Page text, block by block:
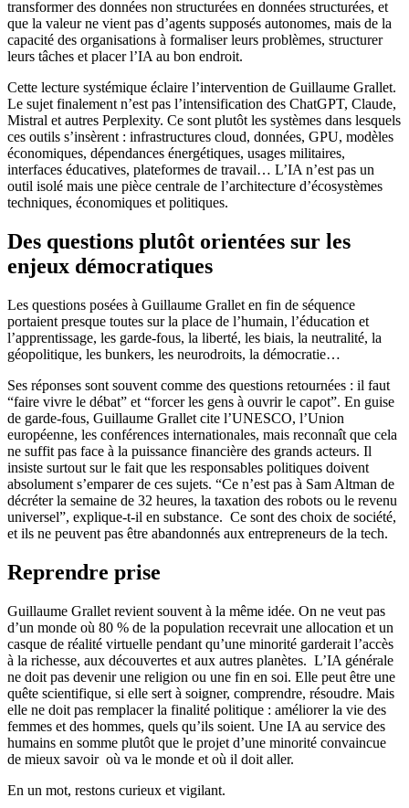
transformer des données non structurées en données structurées, et
que la valeur ne vient pas d’agents supposés autonomes, mais de la
capacité des organisations à formaliser leurs problèmes, structurer
leurs tâches et placer l’IA au bon endroit.
Cette lecture systémique éclaire l’intervention de Guillaume Grallet.
Le sujet finalement n’est pas l’intensification des ChatGPT, Claude,
Mistral et autres Perplexity. Ce sont plutôt les systèmes dans lesquels
ces outils s’insèrent : infrastructures cloud, données, GPU, modèles
économiques, dépendances énergétiques, usages militaires,
interfaces éducatives, plateformes de travail… L’IA n’est pas un
outil isolé mais une pièce centrale de l’architecture d’écosystèmes
techniques, économiques et politiques.
Des questions plutôt orientées sur les
enjeux démocratiques
Les questions posées à Guillaume Grallet en fin de séquence
portaient presque toutes sur la place de l’humain, l’éducation et
l’apprentissage, les garde-fous, la liberté, les biais, la neutralité, la
géopolitique, les bunkers, les neurodroits, la démocratie…
Ses réponses sont souvent comme des questions retournées : il faut
“faire vivre le débat” et “forcer les gens à ouvrir le capot”. En guise
de garde-fous, Guillaume Grallet cite l’UNESCO, l’Union
européenne, les conférences internationales, mais reconnaît que cela
ne suffit pas face à la puissance financière des grands acteurs. Il
insiste surtout sur le fait que les responsables politiques doivent
absolument s’emparer de ces sujets. “Ce n’est pas à Sam Altman de
décréter la semaine de 32 heures, la taxation des robots ou le revenu
universel”, explique-t-il en substance. Ce sont des choix de société,
et ils ne peuvent pas être abandonnés aux entrepreneurs de la tech.
Reprendre prise
Guillaume Grallet revient souvent à la même idée. On ne veut pas
d’un monde où 80 % de la population recevrait une allocation et un
casque de réalité virtuelle pendant qu’une minorité garderait l’accès
à la richesse, aux découvertes et aux autres planètes. L’IA générale
ne doit pas devenir une religion ou une fin en soi. Elle peut être une
quête scientifique, si elle sert à soigner, comprendre, résoudre. Mais
elle ne doit pas remplacer la finalité politique : améliorer la vie des
femmes et des hommes, quels qu’ils soient. Une IA au service des
humains en somme plutôt que le projet d’une minorité convaincue
de mieux savoir où va le monde et où il doit aller.
En un mot, restons curieux et vigilant.